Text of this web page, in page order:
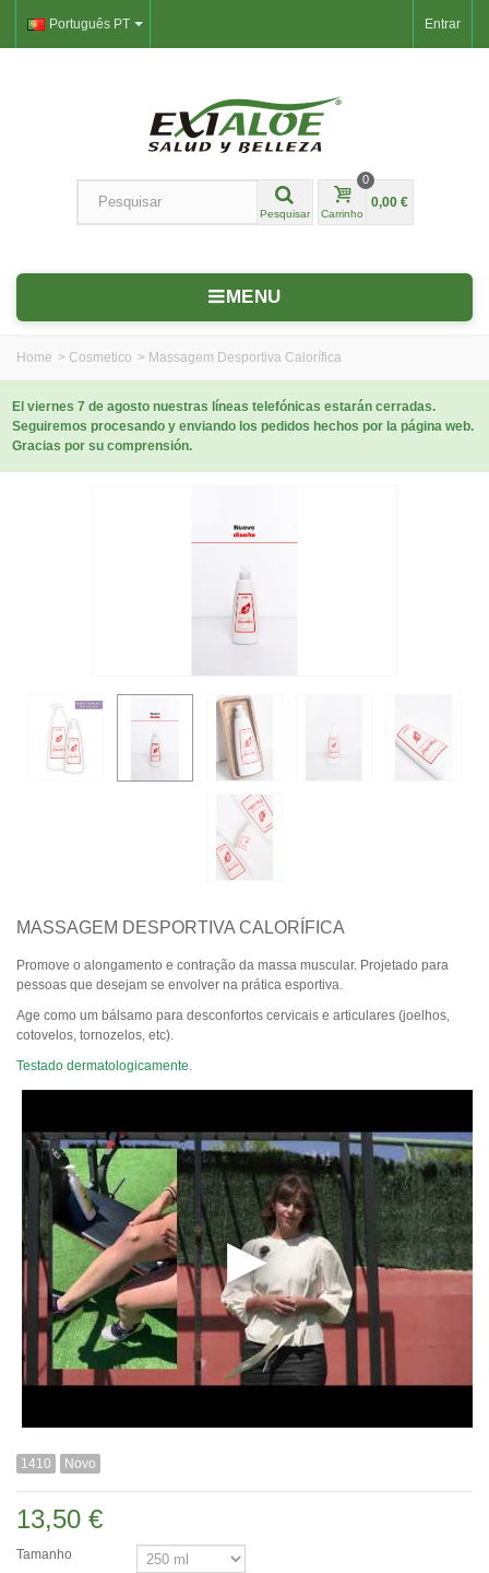
Entrar
Português PT
Pesquisar Carrinho
0
0,00 €
MENU
Home > Cosmetico > Massagem Desportiva Calorífica
El viernes 7 de agosto nuestras líneas telefónicas estarán cerradas.
Seguiremos procesando y enviando los pedidos hechos por la página web.
Gracias por su comprensión.
MASSAGEM DESPORTIVA CALORÍFICA
Promove o alongamento e contração da massa muscular. Projetado para
pessoas que desejam se envolver na prática esportiva.
Age como um bálsamo para desconfortos cervicais e articulares (joelhos,
cotovelos, tornozelos, etc).
Testado dermatologicamente.
1410 Novo
13,50 €
Tamanho